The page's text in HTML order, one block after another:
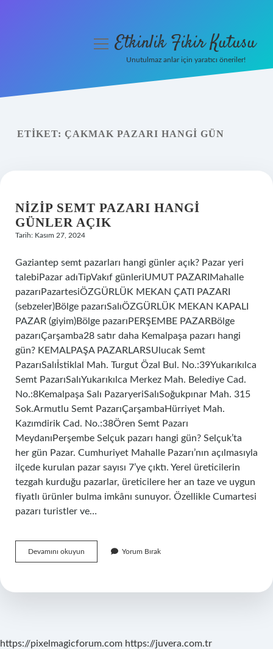
Yasal Uyarı
menüyüEtkinlik Fikir Kutusu
Unutulmaz anlar için yaratıcı öneriler!
ETIKET: ÇAKMAK PAZARI HANGI GÜN
NIZIP SEMT PAZARI HANGI
GÜNLER AÇIK
Tarih: Kasım 27, 2024
Gaziantep semt pazarları hangi günler açık? Pazar yeri
talebiPazar adıTipVakıf günleriUMUT PAZARIMahalle
pazarıPazartesiÖZGÜRLÜK MEKAN ÇATI PAZARI
(sebzeler)Bölge pazarıSalıÖZGÜRLÜK MEKAN KAPALI
PAZAR (giyim)Bölge pazarıPERŞEMBE PAZARBölge
pazarıÇarşamba28 satır daha Kemalpaşa pazarı hangi
gün? KEMALPAŞA PAZARLARSUlucak Semt
PazarıSalıİstiklal Mah. Turgut Özal Bul. No.:39Yukarıkılca
Semt PazarıSalıYukarıkılca Merkez Mah. Belediye Cad.
No.:8Kemalpaşa Salı PazaryeriSalıSoğukpınar Mah. 315
Sok.Armutlu Semt PazarıÇarşambaHürriyet Mah.
Kazımdirik Cad. No.:38Ören Semt Pazarı
MeydanıPerşembe Selçuk pazarı hangi gün? Selçuk’ta
her gün Pazar. Cumhuriyet Mahalle Pazarı’nın açılmasıyla
ilçede kurulan pazar sayısı 7’ye çıktı. Yerel üreticilerin
tezgah kurduğu pazarlar, üreticilere her an taze ve uygun
fiyatlı ürünler bulma imkânı sunuyor. Özellikle Cumartesi
pazarı turistler ve…
Devamını okuyun
Semt
Günler
Yorum Bırak
https://pixelmagicforum.com https://juvera.com.tr